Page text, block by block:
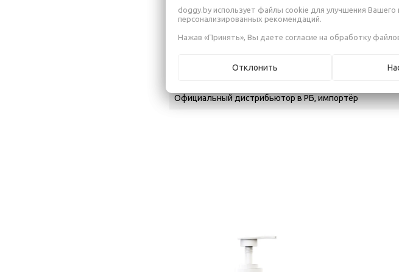
Объем
Официальный дистрибьютор в РБ, импортёр
doggy.by использует файлы cookie для улучшения
персонализированных рекомендаций.
Нажав «Принять», Вы даете согласие на обработку
Отклонить